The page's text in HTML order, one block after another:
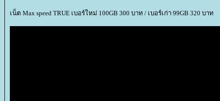
เน็ต Max speed TRUE เบอร์ใหม่ 100GB 300 บาท / เบอร์เก่า 99GB 320 บาท